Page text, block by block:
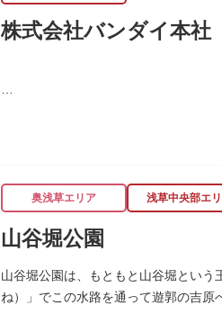
なお、隅田川の対岸、木母寺（墨田区
株式会社バンダイ本社
奥浅草エリア 浅草中央部エ
山谷堀公園
山谷堀公園は、もともと山谷堀とい
ね）」でこの水路を通って遊郭の吉原